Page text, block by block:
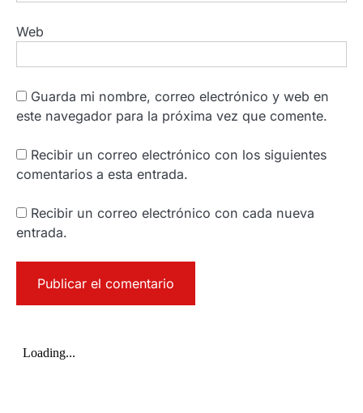
Web
Guarda mi nombre, correo electrónico y web en
este navegador para la próxima vez que comente.
Recibir un correo electrónico con los siguientes
comentarios a esta entrada.
Recibir un correo electrónico con cada nueva
entrada.